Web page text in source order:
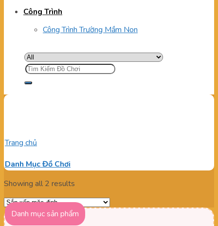
Công Trình
Công Trình Trường Mầm Non
Tìm
kiếm:
Trang chủ
Danh Mục Đồ Chơi
Showing all 2 results
Danh mục sản phẩm